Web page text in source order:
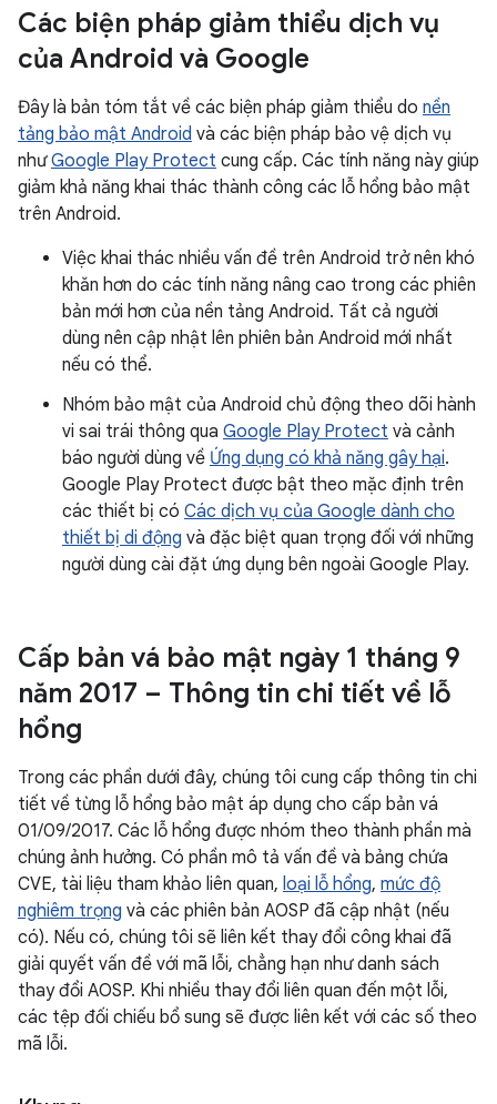
Các biện pháp giảm thiểu dịch vụ
của Android và Google
Đây là bản tóm tắt về các biện pháp giảm thiểu do nền
tảng bảo mật Android và các biện pháp bảo vệ dịch vụ
nhưGoogle Play Protect cung cấp. Các tính năng này giúp
giảm khả năng khai thác thành công các lỗ hổng bảo mật
trên Android.
Việc khai thác nhiều vấn đề trên Android trở nên khó
khăn hơn do các tính năng nâng cao trong các phiên
bản mới hơn của nền tảng Android. Tất cả người
dùng nên cập nhật lên phiên bản Android mới nhất
nếu có thể.
Nhóm bảo mật của Android chủ động theo dõi hành
vi sai trái thông qua Google Play Protect và cảnh
báo người dùng về Ứng dụng có khả năng gây hại.
Google Play Protect được bật theo mặc định trên
các thiết bị có Các dịch vụ của Google dành cho
thiết bị di động và đặc biệt quan trọng đối với những
người dùng cài đặt ứng dụng bên ngoài Google Play.
Cấp bản vá bảo mật ngày 1 tháng 9
năm 2017 – Thông tin chi tiết về lỗ
hổng
Trong các phần dưới đây, chúng tôi cung cấp thông tin chi
tiết về từng lỗ hổng bảo mật áp dụng cho cấp bản vá
01/09/2017. Các lỗ hổng được nhóm theo thành phần mà
chúng ảnh hưởng. Có phần mô tả vấn đề và bảng chứa
CVE, tài liệu tham khảo liên quan, loại lỗ hổng, mức độ
nghiêm trọng và các phiên bản AOSP đã cập nhật (nếu
có). Nếu có, chúng tôi sẽ liên kết thay đổi công khai đã
giải quyết vấn đề với mã lỗi, chẳng hạn như danh sách
thay đổi AOSP. Khi nhiều thay đổi liên quan đến một lỗi,
các tệp đối chiếu bổ sung sẽ được liên kết với các số theo
mã lỗi.